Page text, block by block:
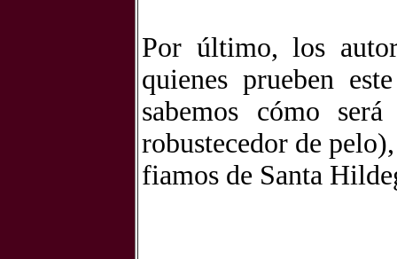
Por último, los
quienes prueben
sabemos cómo
robustecedor de
fiamos de Santa